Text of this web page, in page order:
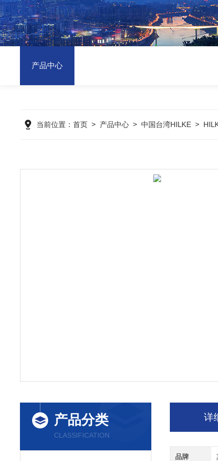
产品中心
当前位置： 首页> 产品中心> 中国台湾HILKE >
产品分类
CLASSIFICATION
详
品牌